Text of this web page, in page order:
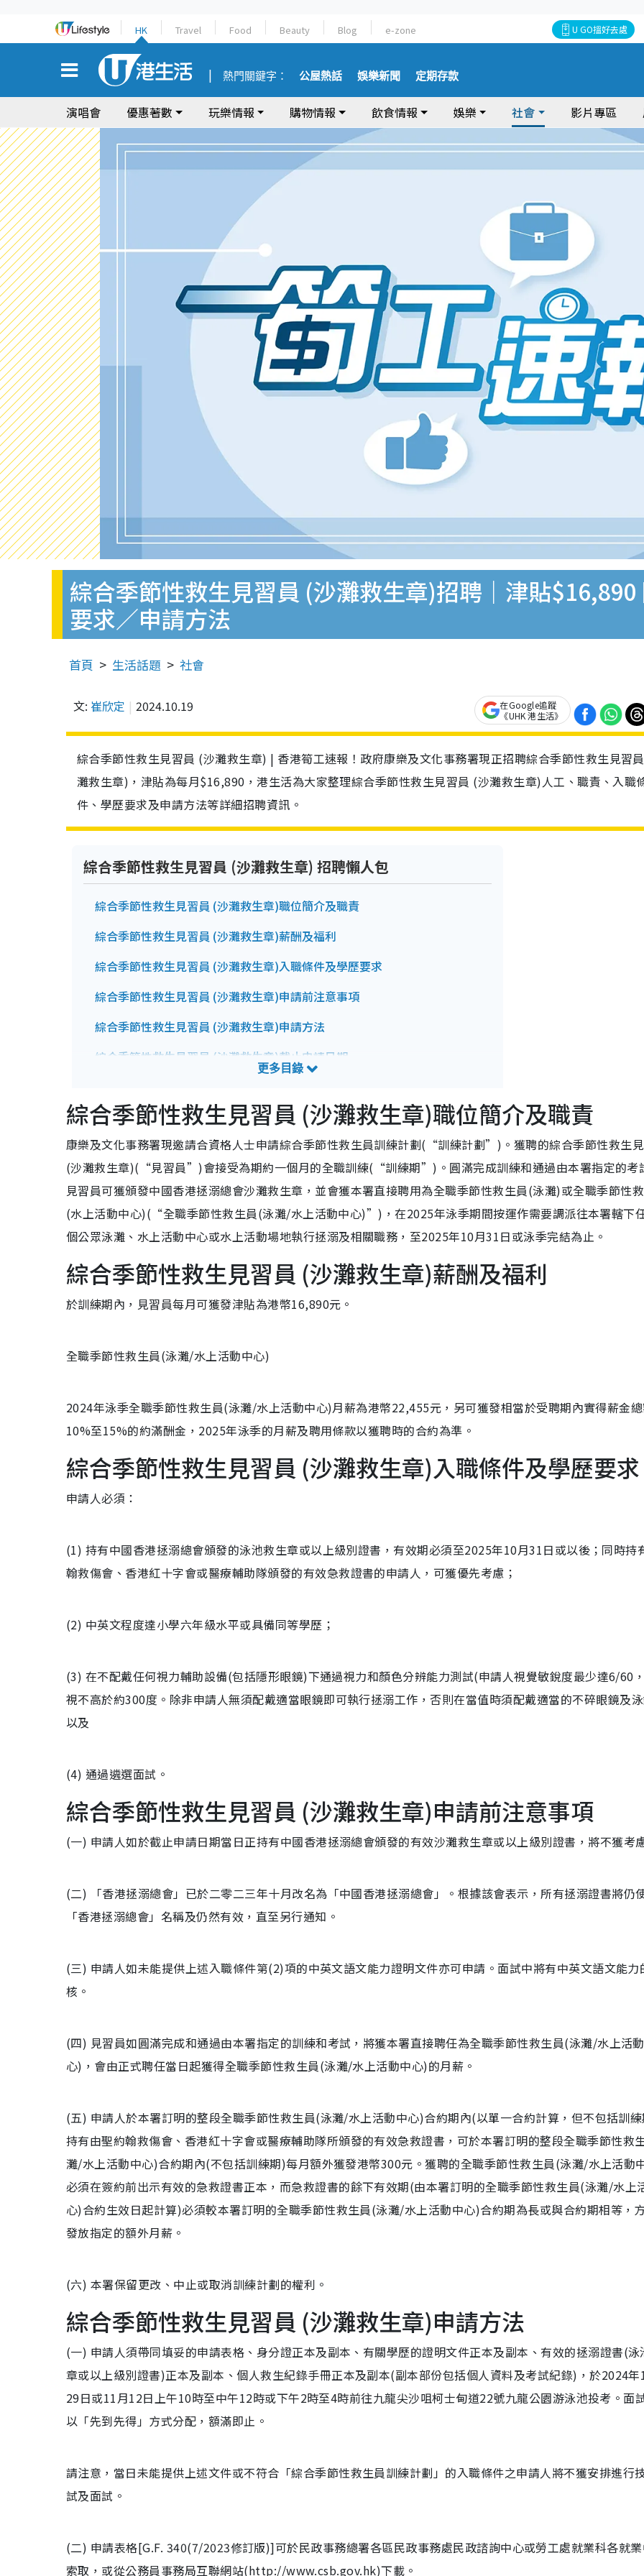
HK Travel Food Beauty Blog e-zone U GO搵好去處
熱門關鍵字： 公屋熱話 娛樂新聞 定期存款
演唱會 優惠著數 玩樂情報 購物情報 飲食情報 娛樂 社會 影片專區
綜合季節性救生見習員 (沙灘救生章)招聘｜津貼
要求／申請方法
首頁 生活話題 社會
文: 崔欣定 2024.10.19
在Google追蹤
《UHK 港生活》
綜合季節性救生見習員 (沙灘救生章) | 香港筍工速報！政府康樂及文化事務署現正招聘綜合季節性救生見習
灘救生章)，津貼為每月$16,890，港生活為大家整理綜合季節性救生見習員 (沙灘救生章)人工、職責、入職
件、學歷要求及申請方法等詳細招聘資訊。
綜合季節性救生見習員 (沙灘救生章) 招聘懶人包
綜合季節性救生見習員 (沙灘救生章)職位簡介及職責
綜合季節性救生見習員 (沙灘救生章)薪酬及福利
綜合季節性救生見習員 (沙灘救生章)入職條件及學歷要求
綜合季節性救生見習員 (沙灘救生章)申請前注意事項
綜合季節性救生見習員 (沙灘救生章)申請方法
綜合季節性救生見習員 (沙灘救生章)截止申請日期
綜合季節性救生見習員 (沙灘救生章)職位簡介及職責
康樂及文化事務署現邀請合資格人士申請綜合季節性救生員訓練計劃(“訓練計劃”)。獲聘的綜合季節性救生
(沙灘救生章)(“見習員”)會接受為期約一個月的全職訓練(“訓練期”)。圓滿完成訓練和通過由本署指定的考
見習員可獲頒發中國香港拯溺總會沙灘救生章，並會獲本署直接聘用為全職季節性救生員(泳灘)或全職季節性
(水上活動中心)(“全職季節性救生員(泳灘/水上活動中心)”)，在2025年泳季期間按運作需要調派往本署轄下
個公眾泳灘、水上活動中心或水上活動場地執行拯溺及相關職務，至2025年10月31日或泳季完結為止。
綜合季節性救生見習員 (沙灘救生章)薪酬及福利
於訓練期內，見習員每月可獲發津貼為港幣16,890元。
全職季節性救生員(泳灘/水上活動中心)
2024年泳季全職季節性救生員(泳灘/水上活動中心)月薪為港幣22,455元，另可獲發相當於受聘期內實得薪金
10%至15%的約滿酬金，2025年泳季的月薪及聘用條款以獲聘時的合約為準。
綜合季節性救生見習員 (沙灘救生章)入職條件及學歷要求
申請人必須：
(1) 持有中國香港拯溺總會頒發的泳池救生章或以上級別證書，有效期必須至2025年10月31日或以後；同時持
翰救傷會、香港紅十字會或醫療輔助隊頒發的有效急救證書的申請人，可獲優先考慮；
(2) 中英文程度達小學六年級水平或具備同等學歷；
(3) 在不配戴任何視力輔助設備(包括隱形眼鏡)下通過視力和顏色分辨能力測試(申請人視覺敏銳度最少達6/60
視不高於約300度。除非申請人無須配戴適當眼鏡即可執行拯溺工作，否則在當值時須配戴適當的不碎眼鏡及泳
以及
(4) 通過遴選面試。
綜合季節性救生見習員 (沙灘救生章)申請前注意事項
(一) 申請人如於截止申請日期當日正持有中國香港拯溺總會頒發的有效沙灘救生章或以上級別證書，將不獲考
(二) 「香港拯溺總會」已於二零二三年十月改名為「中國香港拯溺總會」。根據該會表示，所有拯溺證書將仍
「香港拯溺總會」名稱及仍然有效，直至另行通知。
(三) 申請人如未能提供上述入職條件第(2)項的中英文語文能力證明文件亦可申請。面試中將有中英文語文能力
核。
(四) 見習員如圓滿完成和通過由本署指定的訓練和考試，將獲本署直接聘任為全職季節性救生員(泳灘/水上活
心)，會由正式聘任當日起獲得全職季節性救生員(泳灘/水上活動中心)的月薪。
(五) 申請人於本署訂明的整段全職季節性救生員(泳灘/水上活動中心)合約期內(以單一合約計算，但不包括訓
持有由聖約翰救傷會、香港紅十字會或醫療輔助隊所頒發的有效急救證書，可於本署訂明的整段全職季節性救
灘/水上活動中心)合約期內(不包括訓練期)每月額外獲發港幣300元。獲聘的全職季節性救生員(泳灘/水上活動
必須在簽約前出示有效的急救證書正本，而急救證書的餘下有效期(由本署訂明的全職季節性救生員(泳灘/水上
心)合約生效日起計算)必須較本署訂明的全職季節性救生員(泳灘/水上活動中心)合約期為長或與合約期相等，
發放指定的額外月薪。
(六) 本署保留更改、中止或取消訓練計劃的權利。
綜合季節性救生見習員 (沙灘救生章)申請方法
(一) 申請人須帶同填妥的申請表格、身分證正本及副本、有關學歷的證明文件正本及副本、有效的拯溺證書(泳
章或以上級別證書)正本及副本、個人救生紀錄手冊正本及副本(副本部份包括個人資料及考試紀錄)，於2024年
29日或11月12日上午10時至中午12時或下午2時至4時前往九龍尖沙咀柯士甸道22號九龍公園游泳池投考。面
以「先到先得」方式分配，額滿即止。
請注意，當日未能提供上述文件或不符合「綜合季節性救生員訓練計劃」的入職條件之申請人將不獲安排進行
試及面試。
(二) 申請表格[G.F. 340(7/2023修訂版)]可於民政事務總署各區民政事務處民政諮詢中心或勞工處就業科各就
索取，或從公務員事務局互聯網站(http://www.csb.gov.hk)下載。